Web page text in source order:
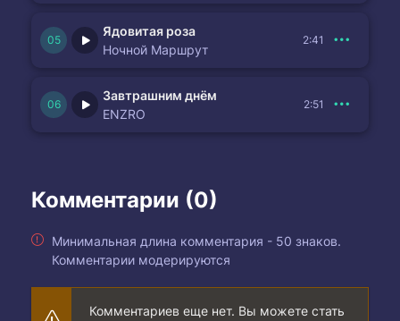
Ядовитая роза
Ночной Маршрут
2:41
Завтрашним днём
ENZRO
2:51
Комментарии (0)
Минимальная длина комментария - 50 знаков.
Комментарии модерируются
Комментариев еще нет. Вы можете стать